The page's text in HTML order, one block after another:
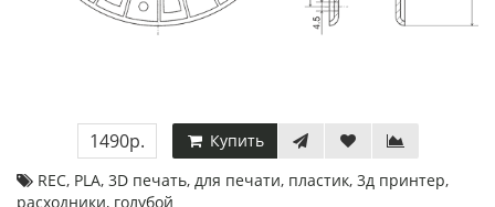
1490р.
Купить
REC, PLA, 3D печать, для печати, пластик, 3д принтер,
расходники, голубой